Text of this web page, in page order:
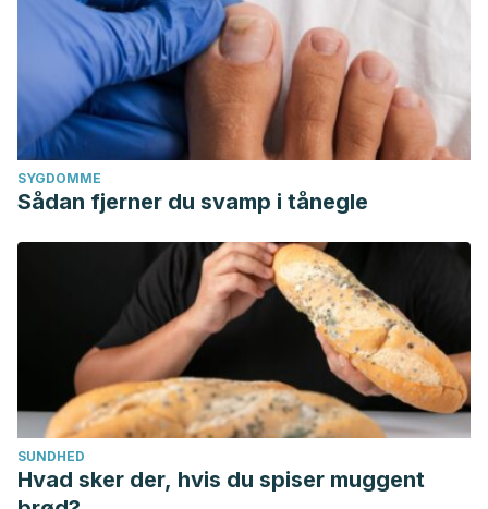
SYGDOMME
Sådan fjerner du svamp i tånegle
SUNDHED
Hvad sker der, hvis du spiser muggent